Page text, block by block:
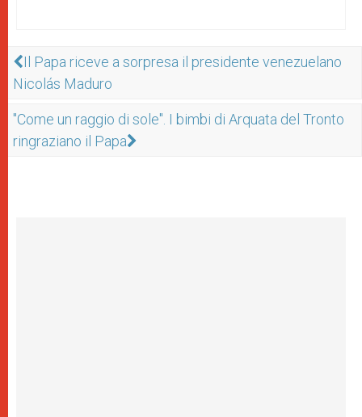
Il Papa riceve a sorpresa il presidente venezuelano
Nicolás Maduro
"Come un raggio di sole". I bimbi di Arquata del Tronto
ringraziano il Papa